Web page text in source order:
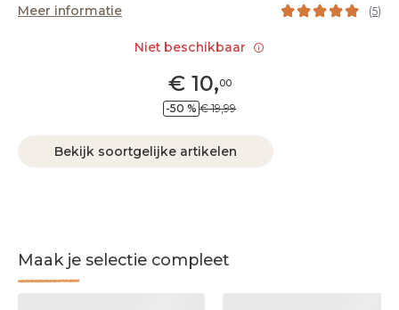
Meer informatie (5)
€ 10,00
-50 % € 19,99
Bekijk soortgelijke artikelen
Maak je selectie compleet